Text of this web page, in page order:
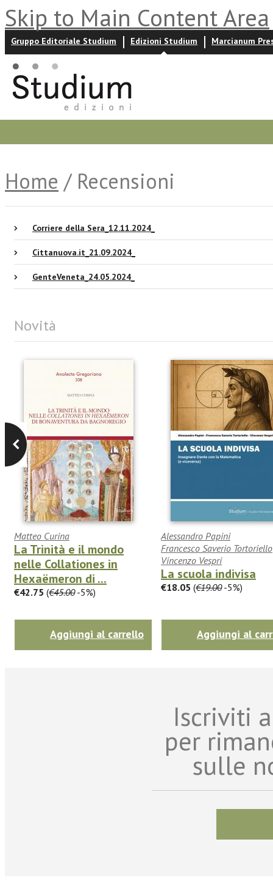
Skip to Main Content Area
Gruppo Editoriale Studium Edizioni Studium Marcianum
Home / Recensioni
Corriere della Sera_12.11.2024_
Cittanuova.it_21.09.2024_
GenteVeneta_24.05.2024_
Novità
Matteo Curina
La Trinità e il mondo
nelle Collationes in
Hexaëmeron di ...
€42.75 (€45.00-5%)
Aggiungi al carrello
Alessandro Papini
Francesco Saverio Tortoriello
Vincenzo Vespri
La scuola indivisa
€18.05 (€19.00-5%)
Aggiungi al
Iscriviti
per
sulle